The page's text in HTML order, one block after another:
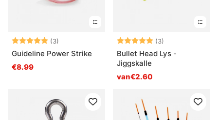
Beoordeling:
(3)
Guideline Power Strike
€8.99
Beoordeling:
(3)
Bullet Head Lys -
Jiggskalle
van€2.60